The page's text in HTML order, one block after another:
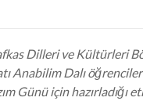
Dilleri ve Kültürleri
Anabilim Dalı
Günü için hazırladığı